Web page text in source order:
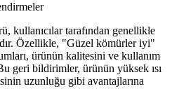
kullanıcılar tarafından genellikle
Özellikle, "Güzel kömürler iyi"
ürünün kalitesini ve kullanım
geri bildirimler, ürünün yüksek ısı
uzunluğu gibi avantajlarına